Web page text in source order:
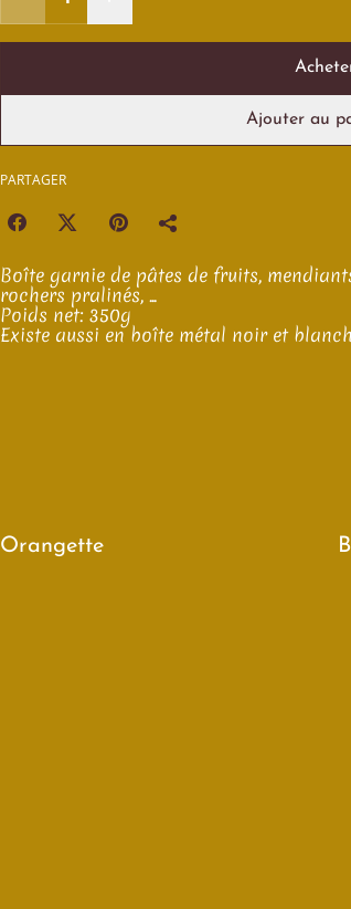
Ajouter au
PARTAGER
Boîte garnie de pâtes de fruits,
rochers pralinés, ...
Poids net: 350g
Existe aussi en boîte métal noir et
Orangette